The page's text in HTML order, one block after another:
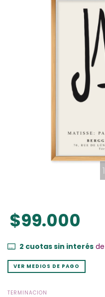
1
$99.000
2 cuotas sin interésde
VER MEDIOS DE PAGO
TERMINACION